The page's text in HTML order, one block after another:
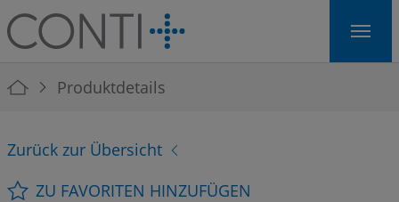
Skip to main navigation
Skip to main content
Skip to page footer
You are here:
Produktdetails
Zurück zur Übersicht
ZU FAVORITEN HINZUFÜGEN